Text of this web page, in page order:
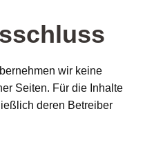
wir keine
Seiten. Für die Inhalte
deren Betreiber